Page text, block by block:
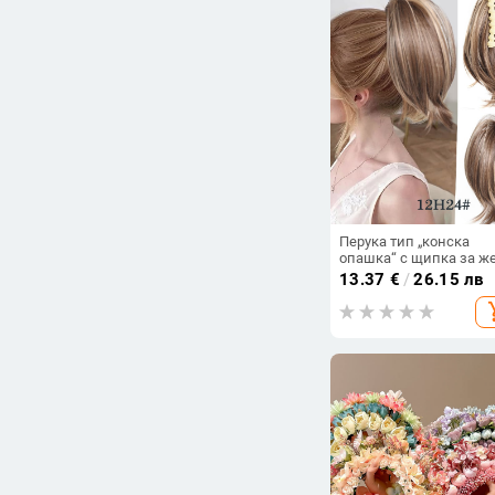
Перука тип „конска
опашка“ с щипка за
с косъм и косъм, 22 см,
г, с леко накъдрени
краища.
13.37 € /26.15 лв